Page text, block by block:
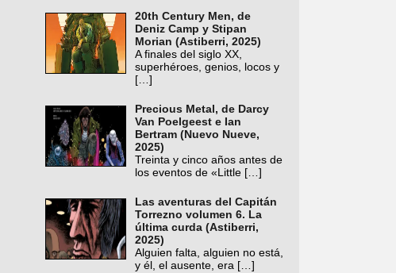
20th Century Men, de
Deniz Camp y Stipan
Morian (Astiberri, 2025)
A finales del siglo XX,
superhéroes, genios, locos y
[…]
Precious Metal, de Darcy
Van Poelgeest e Ian
Bertram (Nuevo Nueve,
2025)
Treinta y cinco años antes de
los eventos de «Little […]
Las aventuras del Capitán
Torrezno volumen 6. La
última curda (Astiberri,
2025)
Alguien falta, alguien no está,
y él, el ausente, era […]